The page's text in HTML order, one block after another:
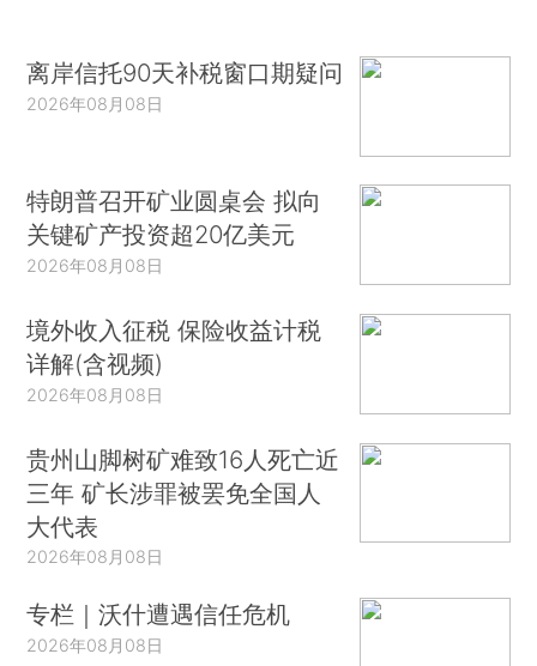
离岸信托90天补税窗口期疑问
2026年08月08日
特朗普召开矿业圆桌会 拟向
关键矿产投资超20亿美元
2026年08月08日
境外收入征税 保险收益计税
详解(含视频)
2026年08月08日
贵州山脚树矿难致16人死亡近
三年 矿长涉罪被罢免全国人
大代表
2026年08月08日
专栏｜沃什遭遇信任危机
2026年08月08日